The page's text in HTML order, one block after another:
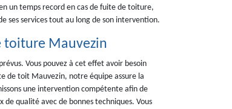
un temps record en cas de fuite de toiture,
ses services tout au long de son intervention.
toiture Mauvezin
Vous pouvez à cet effet avoir besoin
de toit Mauvezin, notre équipe assure la
une intervention compétente afin de
qualité avec de bonnes techniques. Vous